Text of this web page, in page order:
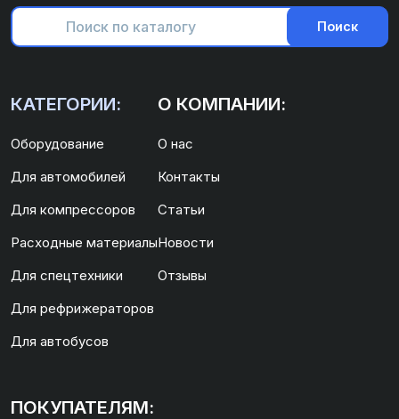
Поиск
КАТЕГОРИИ:
Оборудование
Для автомобилей
Для компрессоров
Расходные материалы
Для спецтехники
Для рефрижераторов
Для автобусов
О КОМПАНИИ:
О нас
Контакты
Статьи
Новости
Отзывы
ПОКУПАТЕЛЯМ: